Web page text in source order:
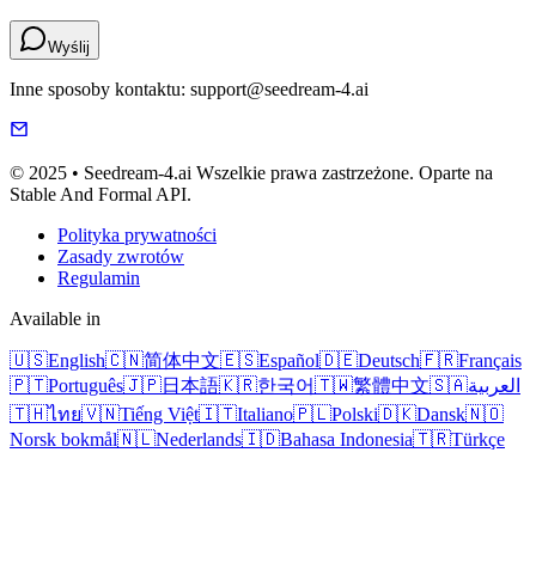
Wyślij
Inne sposoby kontaktu: support@seedream-4.ai
© 2025 • Seedream-4.ai Wszelkie prawa zastrzeżone. Oparte na
Stable And Formal API.
Polityka prywatności
Zasady zwrotów
Regulamin
Available in
🇺🇸English🇨🇳简体中文🇪🇸Español🇩🇪Deutsch🇫🇷Français
🇵🇹Português🇯🇵日本語🇰🇷한국어🇹🇼繁體中文🇸🇦العربية
🇹🇭ไทย🇻🇳Tiếng Việt🇮🇹Italiano🇵🇱Polski🇩🇰Dansk🇳🇴
Norsk bokmål🇳🇱Nederlands🇮🇩Bahasa Indonesia🇹🇷Türkçe